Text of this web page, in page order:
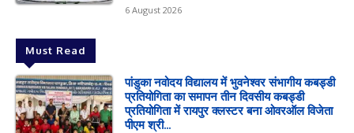
6 August 2026
Must Read
पांडुका नवोदय विद्यालय में भुवनेश्वर संभागीय कबड्डी
प्रतियोगिता का समापन तीन दिवसीय कबड्डी
प्रतियोगिता में रायपुर क्लस्टर बना ओवरऑल विजेता
पीएम श्री...